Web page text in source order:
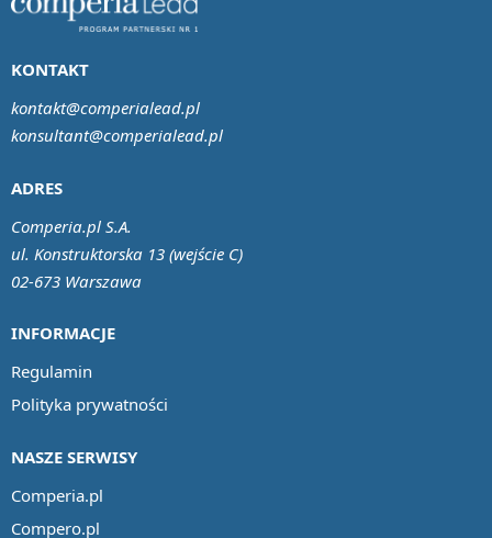
INFORMACJE
Regulamin
Polityka prywatności
NASZE SERWISY
Comperia.pl
Compero.pl
ADRES
Comperia.pl S.A.
ul. Konstruktorska 13 (wejście C)
02-673 Warszawa
KONTAKT
kontakt@comperialead.pl
konsultant@comperialead.pl